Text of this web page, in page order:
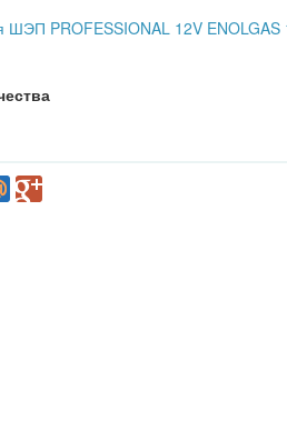
ШЭП PROFESSIONAL 12V ENOLGAS